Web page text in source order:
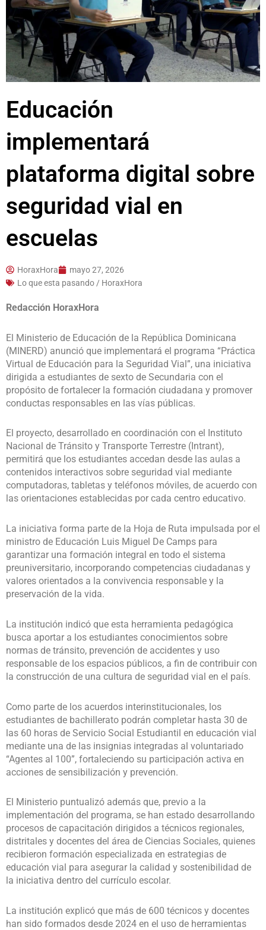
Educación
implementará
plataforma digital sobre
seguridad vial en
escuelas
HoraxHora
mayo 27, 2026
Lo que esta pasando / HoraxHora
Redacción HoraxHora
El Ministerio de Educación de la República Dominicana
(MINERD) anunció que implementará el programa “Práctica
Virtual de Educación para la Seguridad Vial”, una iniciativa
dirigida a estudiantes de sexto de Secundaria con el
propósito de fortalecer la formación ciudadana y promover
conductas responsables en las vías públicas.
El proyecto, desarrollado en coordinación con el Instituto
Nacional de Tránsito y Transporte Terrestre (Intrant),
permitirá que los estudiantes accedan desde las aulas a
contenidos interactivos sobre seguridad vial mediante
computadoras, tabletas y teléfonos móviles, de acuerdo con
las orientaciones establecidas por cada centro educativo.
La iniciativa forma parte de la Hoja de Ruta impulsada por el
ministro de Educación Luis Miguel De Camps para
garantizar una formación integral en todo el sistema
preuniversitario, incorporando competencias ciudadanas y
valores orientados a la convivencia responsable y la
preservación de la vida.
La institución indicó que esta herramienta pedagógica
busca aportar a los estudiantes conocimientos sobre
normas de tránsito, prevención de accidentes y uso
responsable de los espacios públicos, a fin de contribuir con
la construcción de una cultura de seguridad vial en el país.
Como parte de los acuerdos interinstitucionales, los
estudiantes de bachillerato podrán completar hasta 30 de
las 60 horas de Servicio Social Estudiantil en educación vial
mediante una de las insignias integradas al voluntariado
“Agentes al 100”, fortaleciendo su participación activa en
acciones de sensibilización y prevención.
El Ministerio puntualizó además que, previo a la
implementación del programa, se han estado desarrollando
procesos de capacitación dirigidos a técnicos regionales,
distritales y docentes del área de Ciencias Sociales, quienes
recibieron formación especializada en estrategias de
educación vial para asegurar la calidad y sostenibilidad de
la iniciativa dentro del currículo escolar.
La institución explicó que más de 600 técnicos y docentes
han sido formados desde 2024 en el uso de herramientas